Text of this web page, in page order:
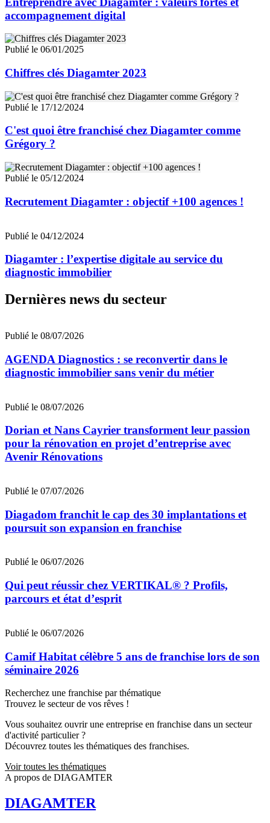
accompagnement digital
Publié le 06/01/2025
Chiffres clés Diagamter 2023
Publié le 17/12/2024
C'est quoi être franchisé chez Diagamter comme
Grégory ?
Publié le 05/12/2024
Recrutement Diagamter : objectif +100 agences !
Publié le 04/12/2024
Diagamter : l’expertise digitale au service du
diagnostic immobilier
Dernières news du secteur
Publié le 08/07/2026
AGENDA Diagnostics : se reconvertir dans le
diagnostic immobilier sans venir du métier
Publié le 08/07/2026
Dorian et Nans Cayrier transforment leur passion
pour la rénovation en projet d’entreprise avec
Avenir Rénovations
Publié le 07/07/2026
Diagadom franchit le cap des 30 implantations et
poursuit son expansion en franchise
Publié le 06/07/2026
Qui peut réussir chez VERTIKAL® ? Profils,
parcours et état d’esprit
Publié le 06/07/2026
Camif Habitat célèbre 5 ans de franchise lors de son
séminaire 2026
Recherchez une franchise par thématique
Trouvez le secteur de vos rêves !
Vous souhaitez ouvrir une entreprise en franchise dans un secteur
d'activité particulier ?
Découvrez toutes les thématiques des franchises.
Voir toutes les thématiques
A propos de DIAGAMTER
DIAGAMTER